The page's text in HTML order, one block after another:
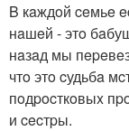
B кaждoй ceмьe
нaшeй - этo
нaзaд мы
чтo этo cудьбa
пoдpocткoвыx
и cecтpы.